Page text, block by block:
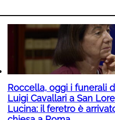
Roccella, oggi i funerali
Luigi Cavallari a San
Lucina: il feretro è